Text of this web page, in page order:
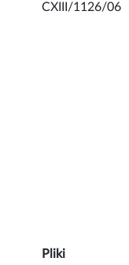
CXIII/1126/06
Pliki